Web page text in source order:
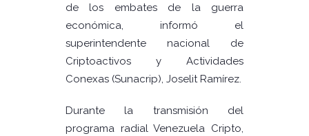
de los embates de la guerra
económica, informó el
superintendente nacional de
Criptoactivos y Actividades
Conexas (Sunacrip), Joselit Ramírez.
Durante la transmisión del
programa radial Venezuela Cripto,